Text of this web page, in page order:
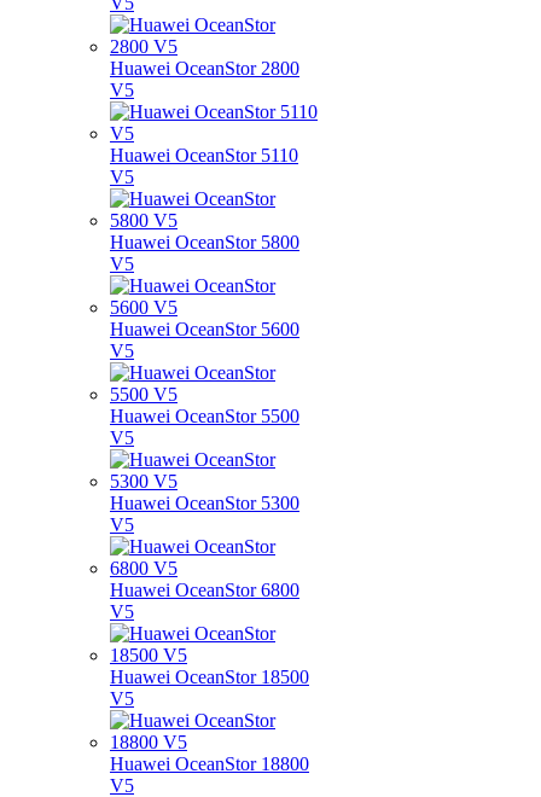
Huawei OceanStor 2800
V5
Huawei OceanStor 5110
V5
Huawei OceanStor 5800
V5
Huawei OceanStor 5600
V5
Huawei OceanStor 5500
V5
Huawei OceanStor 5300
V5
Huawei OceanStor 6800
V5
Huawei OceanStor 18500
V5
Huawei OceanStor 18800
V5